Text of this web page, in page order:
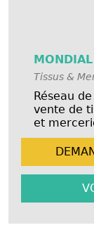
Tissus &
Réseau
vente de
et